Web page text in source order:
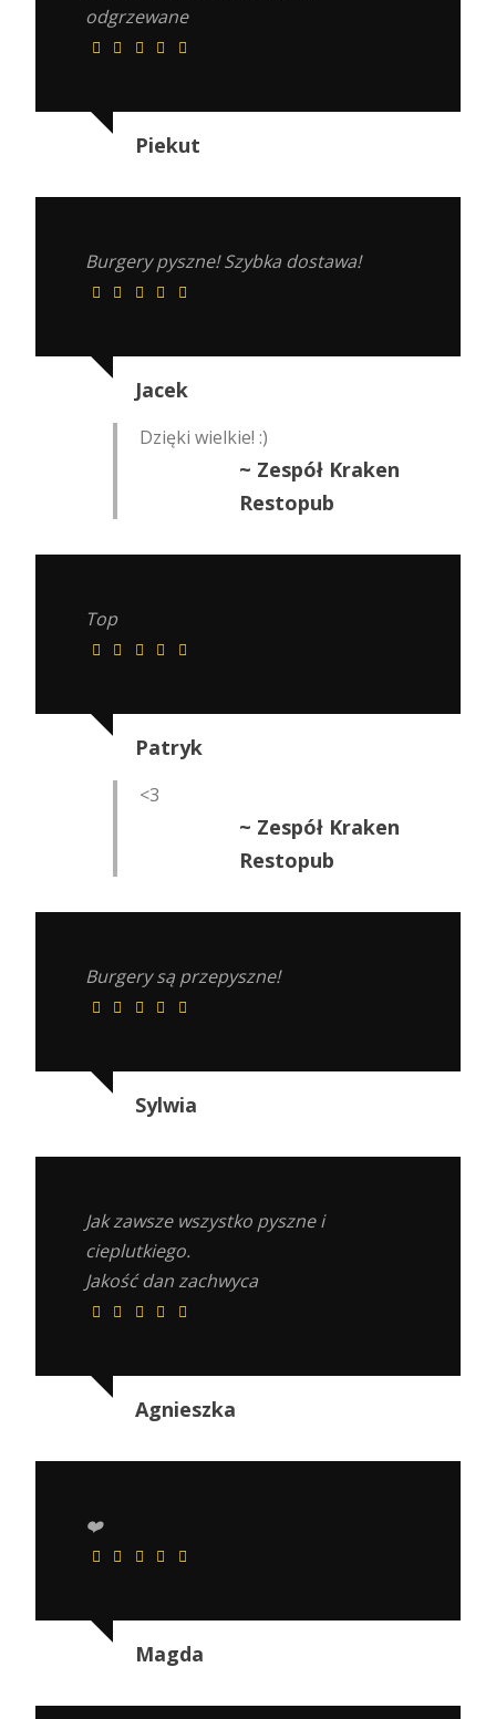
odgrzewane
Piekut
Burgery pyszne! Szybka dostawa!
Jacek
Dzięki wielkie! :)
~ Zespół Kraken
Restopub
Top
Patryk
<3
~ Zespół Kraken
Restopub
Burgery są przepyszne!
Sylwia
Jak zawsze wszystko pyszne i
cieplutkiego.
Jakość dan zachwyca
Agnieszka
❤️
Magda